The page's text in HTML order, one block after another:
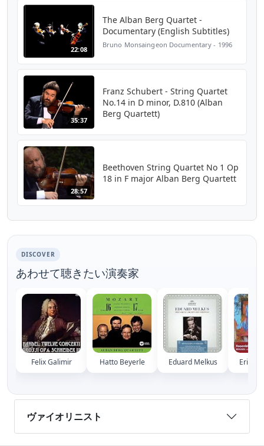
22:08
The Alban Berg Quartet -
Documentary (English Subtitles)
Bruno Monsaingeon Documentary - 1996
35:37
Franz Schubert - String Quartet
No.14 in D minor, D.810 (Alban
Berg Quartett)
28:57
Beethoven String Quartet No 1 Op
18 in F major Alban Berg Quartett
DISCOVER
あわせて聴きたい演奏家
Felix Galimir Hatto Beyerle Eduard Melkus Eric
ヴァイオリニスト